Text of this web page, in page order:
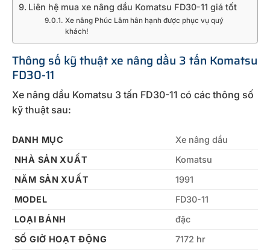
Liên hệ mua xe nâng dầu Komatsu FD30-11 giá tốt
Xe nâng Phúc Lâm hân hạnh được phục vụ quý
khách!
Thông số kỹ thuật xe nâng dầu 3 tấn Komatsu
FD30-11
Xe nâng dầu Komatsu 3 tấn FD30-11 có các thông số
kỹ thuật sau:
DANH MỤC
Xe nâng dầu
NHÀ SẢN XUẤT
Komatsu
NĂM SẢN XUẤT
1991
MODEL
FD30-11
LOẠI BÁNH
đặc
SỐ GIỜ HOẠT ĐỘNG
7172 hr